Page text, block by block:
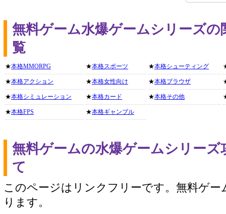
無料ゲーム水爆ゲームシリーズ
覧
★本格MMORPG
★本格アクション
★本格シミュレーション
★本格FPS
★本格スポーツ
★本格女性向け
★本格カード
★本格ギャンブル
★本格シューティング
★本格ブラウザ
★本格その他
無料ゲームの水爆ゲームシリー
て
このページはリンクフリーです。無料ゲー
ります。